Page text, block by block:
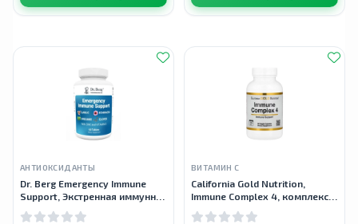
АНТИОКСИДАНТЫ
Dr. Berg Emergency Immune
Support, Экстренная иммунная
ВИТАМИН С
California Gold Nutrition,
Immune Complex 4, комплекс
60 растительных капсул